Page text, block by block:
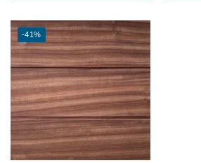
-41%